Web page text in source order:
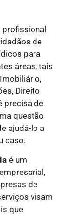
profissional
de
para
áreas, tais
Direito
precisa de
questão
ajudá-lo a
caso.
é um
de
visam
que